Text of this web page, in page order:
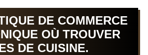
DE COMMERCE
OÙ TROUVER
DE CUISINE.